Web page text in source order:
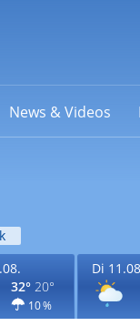
News & Videos
32° 20°
10 %
Di